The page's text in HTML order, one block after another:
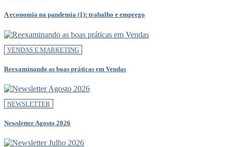
A economia na pandemia (1): trabalho e emprego
VENDAS E MARKETING
Reexaminando as boas práticas em Vendas
NEWSLETTER
Newsletter Agosto 2026